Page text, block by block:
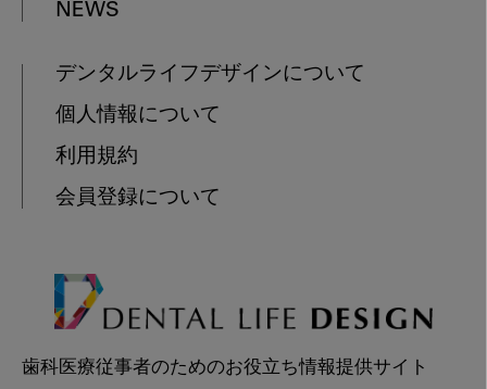
NEWS
デンタルライフデザインについて
個人情報について
利用規約
会員登録について
歯科医療従事者のためのお役立ち情報提供サイト